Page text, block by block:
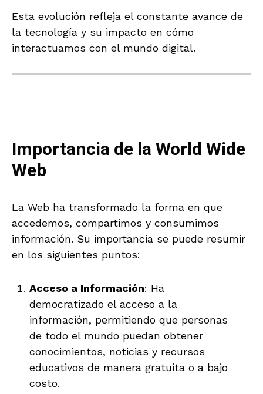
Esta evolución refleja el constante avance de
la tecnología y su impacto en cómo
interactuamos con el mundo digital.
Importancia de la World Wide
Web
La Web ha transformado la forma en que
accedemos, compartimos y consumimos
información. Su importancia se puede resumir
en los siguientes puntos:
Acceso a Información: Ha
democratizado el acceso a la
información, permitiendo que personas
de todo el mundo puedan obtener
conocimientos, noticias y recursos
educativos de manera gratuita o a bajo
costo.